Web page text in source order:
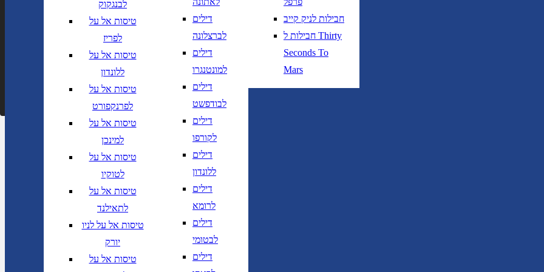
לבנגקוק
טיסות אל על
לפריז
טיסות אל על
ללונדון
טיסות אל על
לפרנקפורט
טיסות אל על
למינכן
טיסות אל על
לטוקיו
טיסות אל על
לתאילנד
טיסות אל על לניו
יורק
טיסות אל על
דילים
לברצלונה
דילים
למונטנגרו
דילים
לבודפשט
דילים
לקורפו
דילים
ללונדון
דילים
לרומא
דילים
לבטומי
דילים
חבילות לניק קייב
חבילות ל Thirty
Seconds To
Mars
חברות תעופה טיסות ישירות בלבד